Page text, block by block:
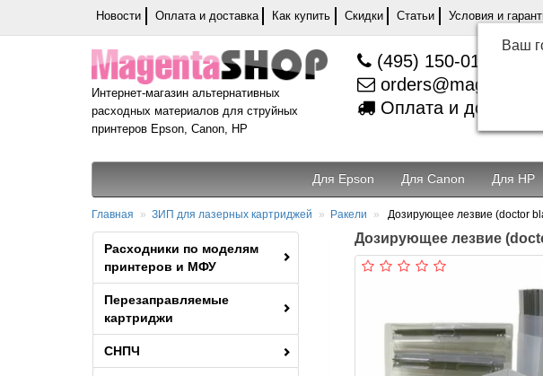
Новости Оплата и доставка Как купить Скидки Статьи Условия и
Интернет-магазин альтернативных
расходных материалов для струйных
принтеров Epson, Canon, HP
(495) 150-01-37
Оплата и доставка
Для Epson Для Canon Для HP
Главная ЗИП для лазерных картриджей Ракели Дозирующее лезвие (doctor
Расходники по моделям
принтеров и МФУ
Перезаправляемые
картриджи
СНПЧ
Дозирующее лезвие
Ваш